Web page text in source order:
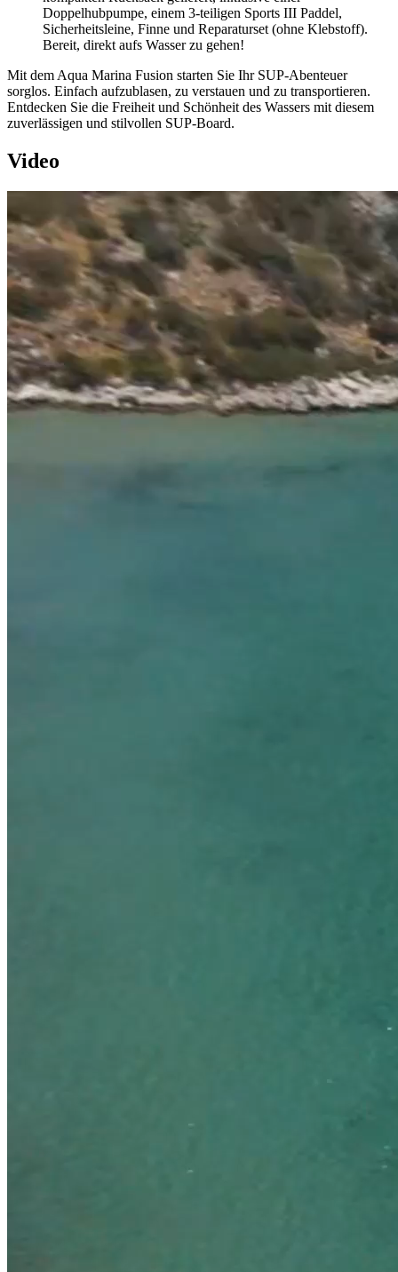
Doppelhubpumpe, einem 3-teiligen Sports III Paddel,
Sicherheitsleine, Finne und Reparaturset (ohne Klebstoff).
Bereit, direkt aufs Wasser zu gehen!
Mit dem Aqua Marina Fusion starten Sie Ihr SUP-Abenteuer
sorglos. Einfach aufzublasen, zu verstauen und zu transportieren.
Entdecken Sie die Freiheit und Schönheit des Wassers mit diesem
zuverlässigen und stilvollen SUP-Board.
Video